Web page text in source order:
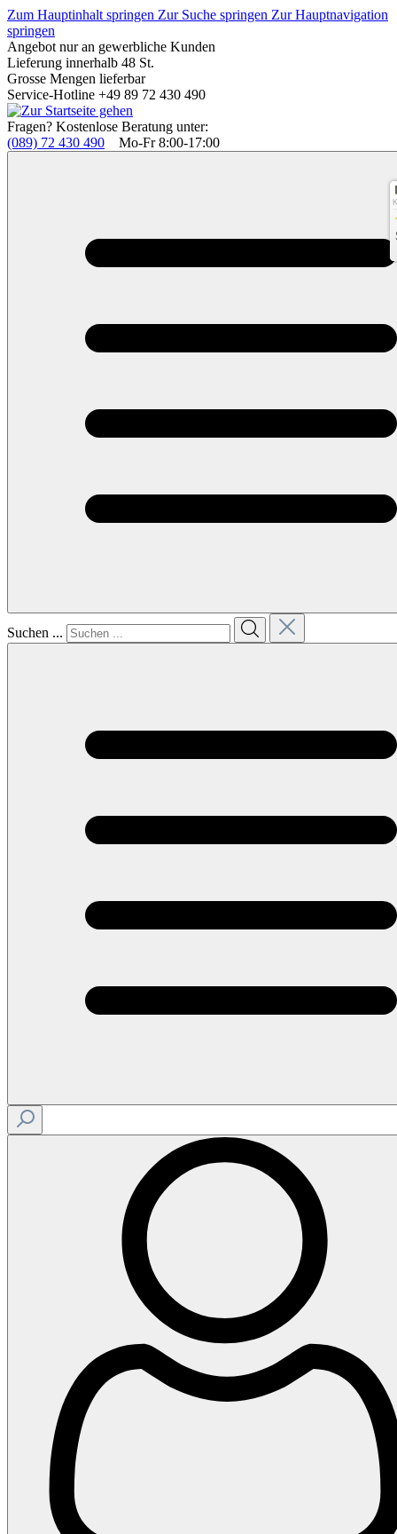
Zum Hauptinhalt springen Zur Suche springen Zur Hauptnavigation
springen
Angebot nur an gewerbliche Kunden
Lieferung innerhalb 48 St.
Grosse Mengen lieferbar
Service-Hotline +49 89 72 430 490
Fragen? Kostenlose Beratung unter:
(089) 72 430 490
Mo-Fr 8:00-17:00
Suchen ...